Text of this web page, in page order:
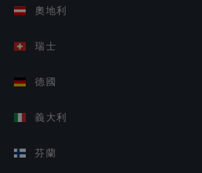
奧地利
瑞士
德國
義大利
芬蘭